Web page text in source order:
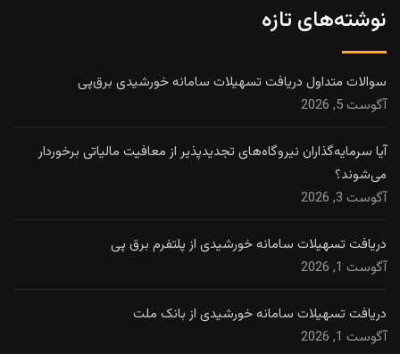
نوشته‌های تازه
سوالات متداول دریافت تسهیلات سامانه خورشیدی برق‌پی
آگوست 5, 2026
آیا سرمایه‌گذاران نیروگاه‌های تجدیدپذیر از معافیت مالیاتی برخوردار
می‌شوند؟
آگوست 3, 2026
دریافت تسهیلات سامانه خورشیدی از پلتفرم برق پی
آگوست 1, 2026
دریافت تسهیلات سامانه خورشیدی از بانک ملت
آگوست 1, 2026